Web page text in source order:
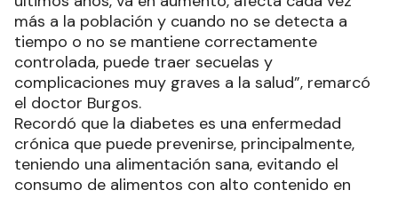
más a la población y cuando no se detecta a
tiempo o no se mantiene correctamente
controlada, puede traer secuelas y
complicaciones muy graves a la salud”, remarcó
el doctor Burgos.
Recordó que la diabetes es una enfermedad
crónica que puede prevenirse, principalmente,
teniendo una alimentación sana, evitando el
consumo de alimentos con alto contenido en